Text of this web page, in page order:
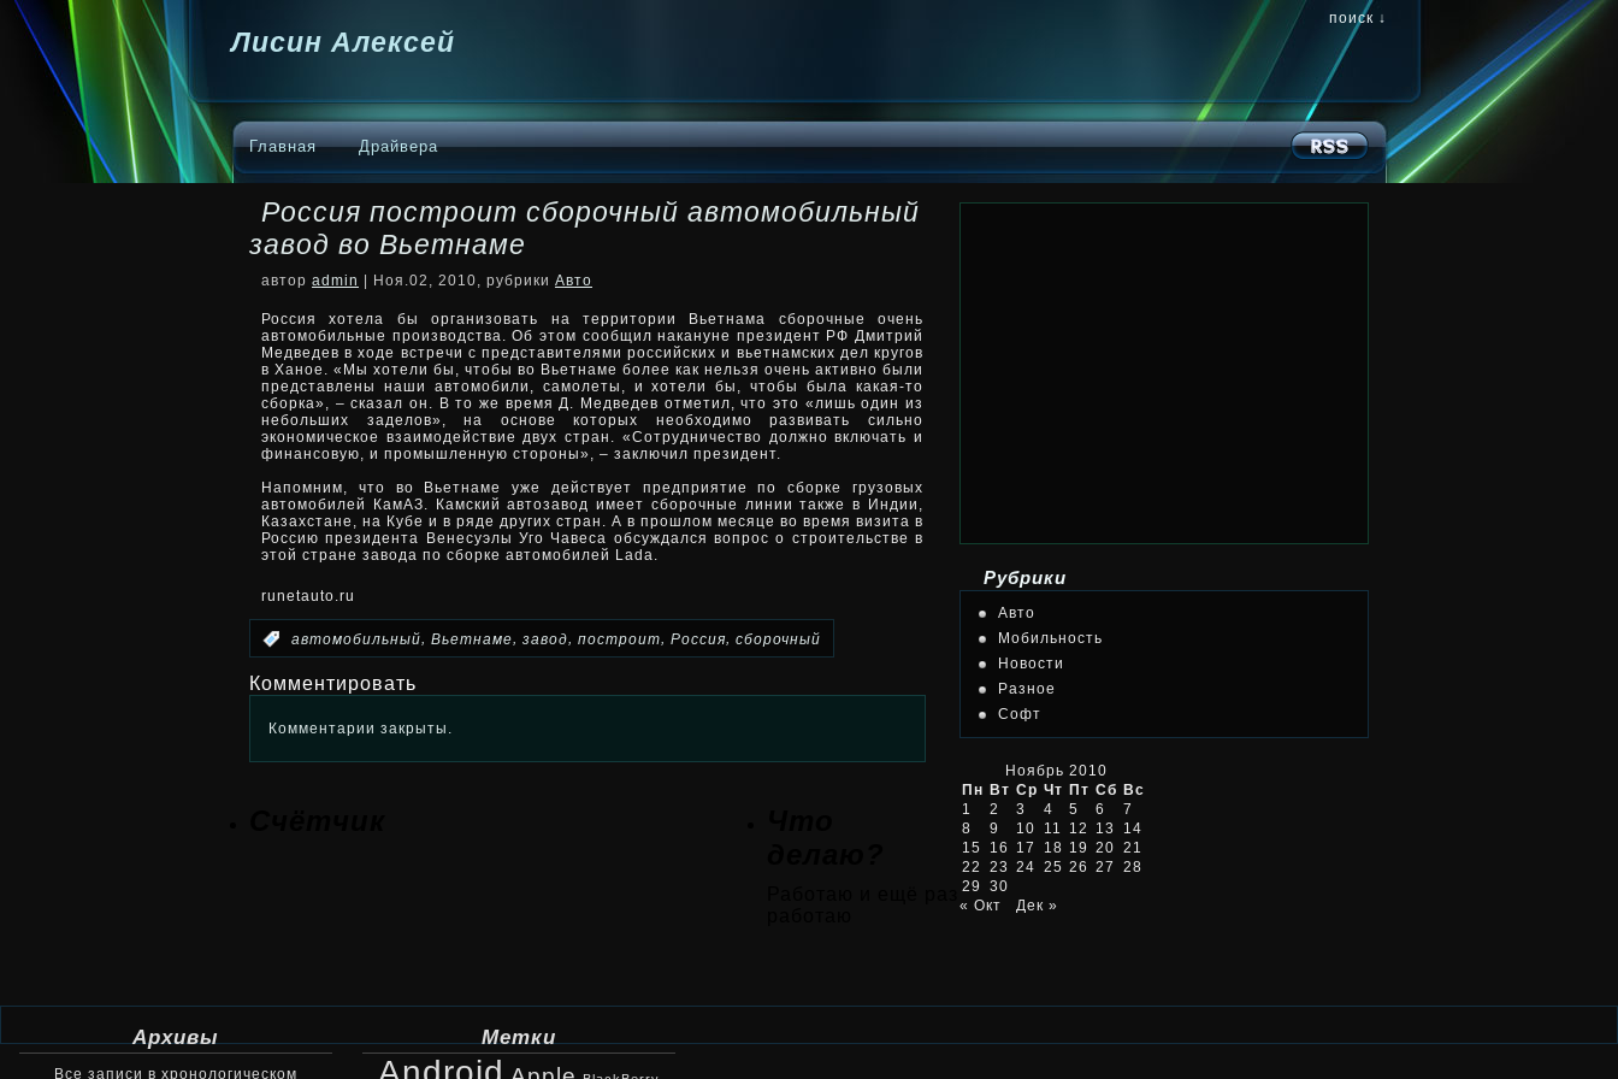
Лисин Алексей
поиск ↓
Главная Драйвера
Россия построит сборочный автомобильный
завод во Вьетнаме
автор admin | Ноя.02, 2010, рубрики Авто
Россия хотела бы организовать на территории Вьетнама сборочные очень
автомобильные производства. Об этом сообщил накануне президент РФ Дмитрий
Медведев в ходе встречи с представителями российских и вьетнамских дел кругов
в Ханое. «Мы хотели бы, чтобы во Вьетнаме более как нельзя очень активно были
представлены наши автомобили, самолеты, и хотели бы, чтобы была какая-то
сборка», – сказал он. В то же время Д. Медведев отметил, что это «лишь один из
небольших заделов», на основе которых необходимо развивать сильно
экономическое взаимодействие двух стран. «Сотрудничество должно включать и
финансовую, и промышленную стороны», – заключил президент.
Напомним, что во Вьетнаме уже действует предприятие по сборке грузовых
автомобилей КамАЗ. Камский автозавод имеет сборочные линии также в Индии,
Казахстане, на Кубе и в ряде других стран. А в прошлом месяце во время визита в
Россию президента Венесуэлы Уго Чавеса обсуждался вопрос о строительстве в
этой стране завода по сборке автомобилей Lada.
runetauto.ru
автомобильный, Вьетнаме, завод, построит, Россия, сборочный
Комментировать
Комментарии закрыты.
Рубрики
Авто
Мобильность
Новости
Разное
Софт
Ноябрь 2010
Пн Вт Ср Чт Пт Сб Вс
1
2 3 4 5 6
7
8
9 10 11 12 13
14
15
16 17 18 19 20 21
22
23 24 25 26 27
28
29
30
« Окт
Дек »
Архивы
Все записи в хронологическом
Метки